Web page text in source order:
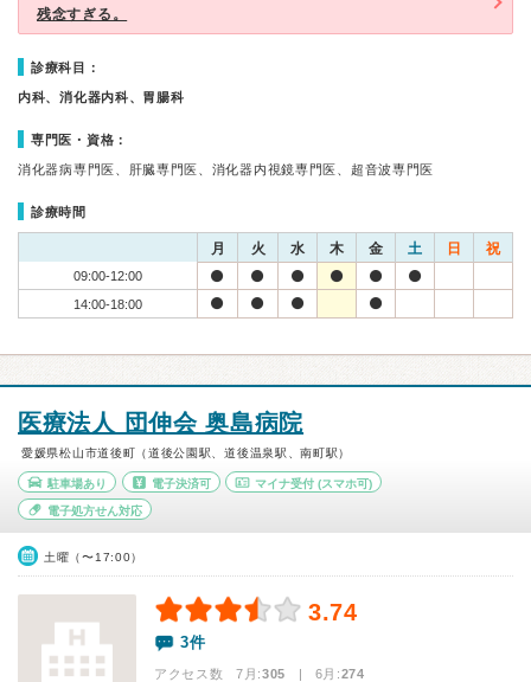
残念すぎる。
診療科目：
内科、消化器内科、胃腸科
専門医・資格：
消化器病専門医、肝臓専門医、消化器内視鏡専門医、超音波専門医
診療時間
月 火 水 木 金 土 日 祝
09:00-12:00
14:00-18:00
医療法人 団伸会 奥島病院
愛媛県松山市道後町（道後公園駅、道後温泉駅、南町駅）
駐車場あり 電子決済可 マイナ受付 (スマホ可)
電子処方せん対応
土曜（〜17:00）
3.74
3件
アクセス数 7月:305 | 6月:274